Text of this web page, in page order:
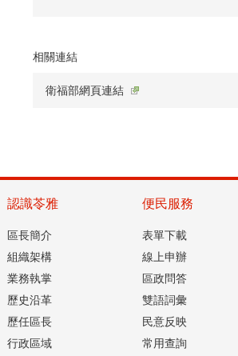
相關連結
衛福部網頁連結
認識苓雅
區長簡介
組織架構
業務執掌
歷史沿革
歷任區長
行政區域
便民服務
表單下載
線上申辦
區政問答
雙語詞彙
民意反映
常用查詢